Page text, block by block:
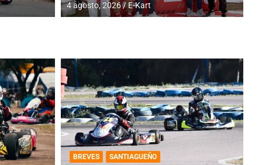
4 agosto, 2026 E-Kart
BREVES SANTIAGUEÑO
COBERTURA ESPECIAL DE E-KART.COM.AR
08/09-AGO